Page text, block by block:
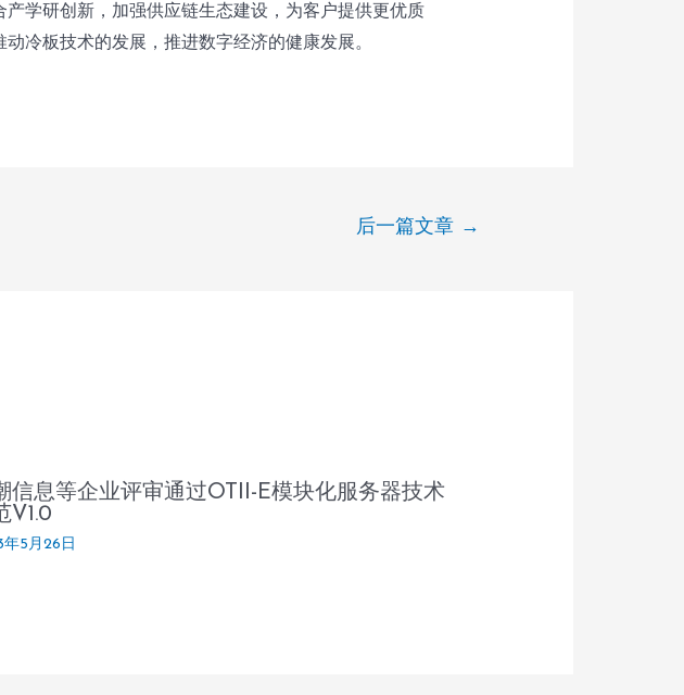
学研创新，加强供应链生态建设，为客户提供更优质
冷板技术的发展，推进数字经济的健康发展。
后一篇文章 →
信息等企业评审通过OTII-E模块化服务器技术
V1.0
5月26日